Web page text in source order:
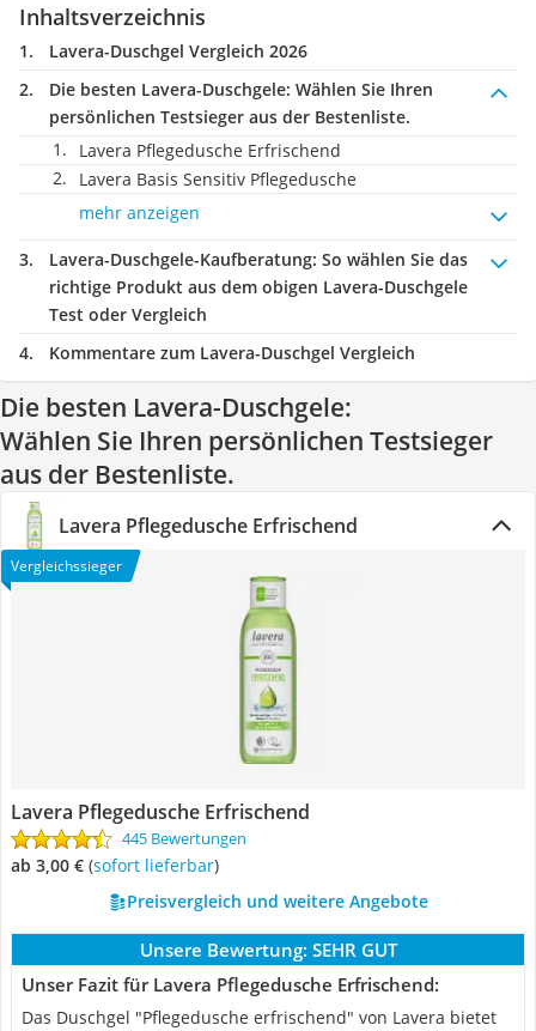
Inhaltsverzeichnis
Lavera-Duschgel Vergleich 2026
Die besten Lavera-Duschgele: Wählen Sie Ihren
persönlichen Testsieger aus der Bestenliste.
Lavera Pflegedusche Erfrischend
Lavera Basis Sensitiv Pflegedusche
mehr anzeigen
Lavera-Duschgele-Kaufberatung: So wählen Sie das
richtige Produkt aus dem obigen Lavera-Duschgele
Test oder Vergleich
Kommentare zum Lavera-Duschgel Vergleich
Die besten Lavera-Duschgele:
Wählen Sie Ihren persönlichen Testsieger
aus der Bestenliste.
Lavera Pflegedusche Erfrischend
Vergleichssieger
Lavera Pflegedusche Erfrischend
445 Bewertungen
ab 3,00 € ( Sofort lieferbar)
Preisvergleich und weitere Angebote
Unsere Bewertung: SEHR GUT
Unser Fazit für Lavera Pflegedusche Erfrischend:
Das Duschgel "Pflegedusche erfrischend" von Lavera bietet